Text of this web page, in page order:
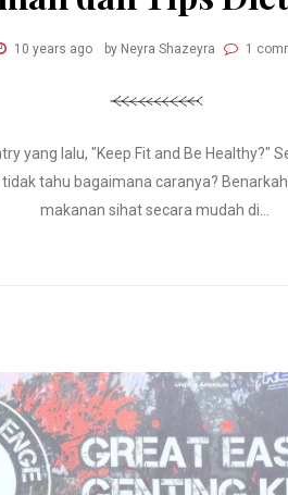
10 years ago by Neyra Shazeyra 1
yang lalu, "Keep Fit and Be Healthy?"
tahu bagaimana caranya?
makanan sihat secara mudah di...